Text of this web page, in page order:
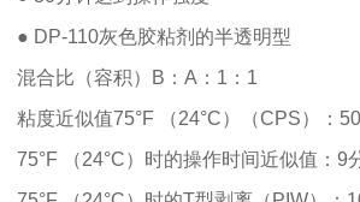
● DP-110灰色胶粘剂的半透明型
混合比（容积）B：A：1：1
粘度近似值75°F （24°C）（CPS）：
75°F （24°C）时的操作时间近似值：9